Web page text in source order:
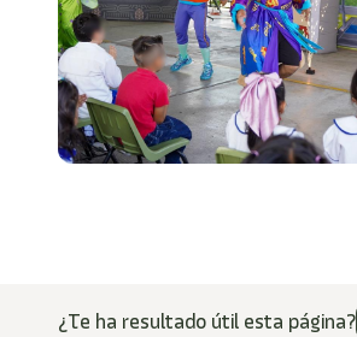
¿Te ha resultado útil esta página?